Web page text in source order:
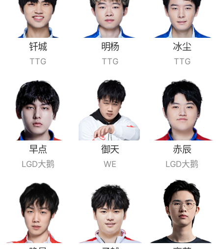
钎城
TTG
明杨
TTG
冰尘
TTG
早点
LGD大鹅
御天
WE
赤辰
LGD大鹅